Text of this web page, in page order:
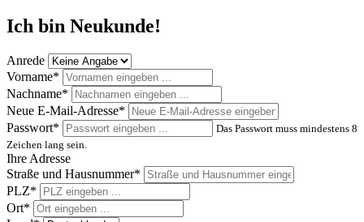
Ich bin Neukunde!
Anrede
Vorname*
Nachname*
Neue E-Mail-Adresse*
Passwort*
Das Passwort muss mindestens 8
Zeichen lang sein.
Ihre Adresse
Straße und Hausnummer*
PLZ*
Ort*